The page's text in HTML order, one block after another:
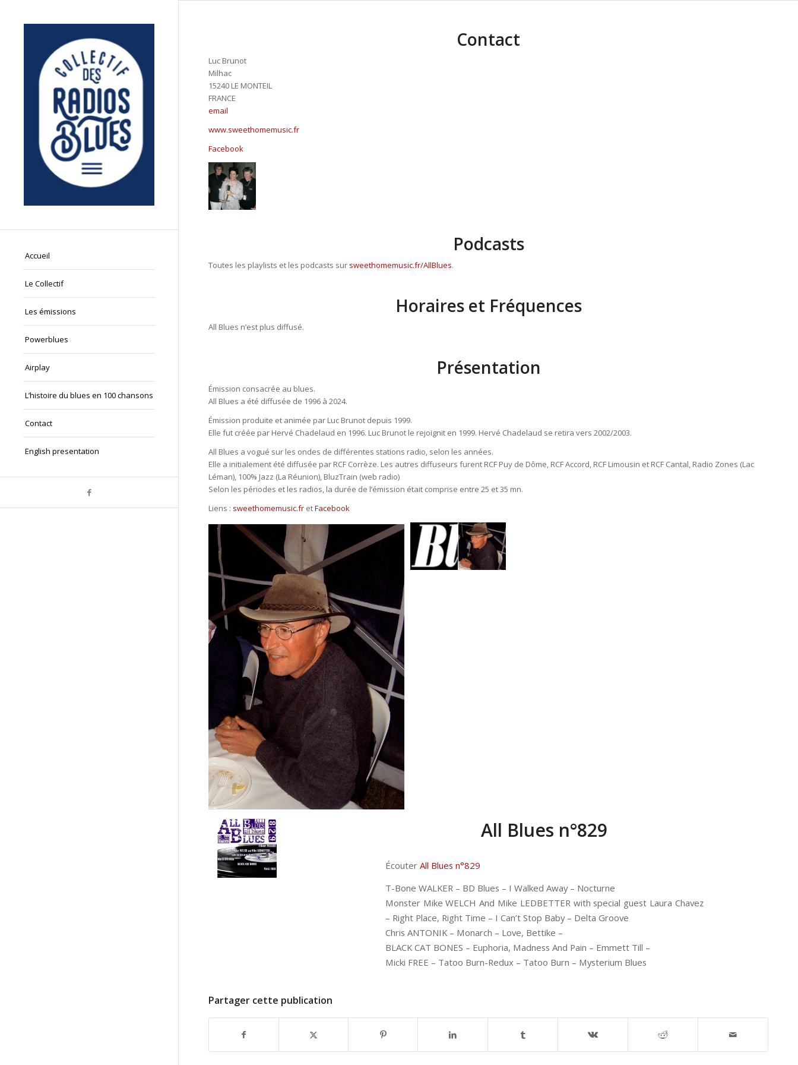
Accueil
Le Collectif
Les émissions
Powerblues
Airplay
L’histoire du blues en 100 chansons
Contact
English presentation
Contact
Luc Brunot
Milhac
15240 LE MONTEIL
FRANCE
email
www.sweethomemusic.fr
Facebook
Podcasts
Toutes les playlists et les podcasts sur sweethomemusic.fr/AllBlues.
Horaires et Fréquences
All Blues n’est plus diffusé.
Présentation
Émission consacrée au blues.
All Blues a été diffusée de 1996 à 2024.
Émission produite et animée par Luc Brunot depuis 1999.
Elle fut créée par Hervé Chadelaud en 1996. Luc Brunot le rejoignit en 1999. Hervé Chadelaud se retira vers 2002/2003.
All Blues a vogué sur les ondes de différentes stations radio, selon les années.
Elle a initialement été diffusée par RCF Corrèze. Les autres diffuseurs furent RCF Puy de Dôme, RCF Accord, RCF Limousin et RCF Cantal, Radio Zones (Lac
Léman), 100% Jazz (La Réunion), BluzTrain (web radio)
Selon les périodes et les radios, la durée de l’émission était comprise entre 25 et 35 mn.
Liens : sweethomemusic.fr etFacebook
All Blues n°829
Écouter All Blues n°829
T-Bone WALKER – BD Blues – I Walked Away – Nocturne
Monster Mike WELCH And Mike LEDBETTER with special guest Laura Chavez
– Right Place, Right Time – I Can’t Stop Baby – Delta Groove
Chris ANTONIK – Monarch – Love, Bettike –
BLACK CAT BONES – Euphoria, Madness And Pain – Emmett Till –
Micki FREE – Tatoo Burn-Redux – Tatoo Burn – Mysterium Blues
Partager cette publication